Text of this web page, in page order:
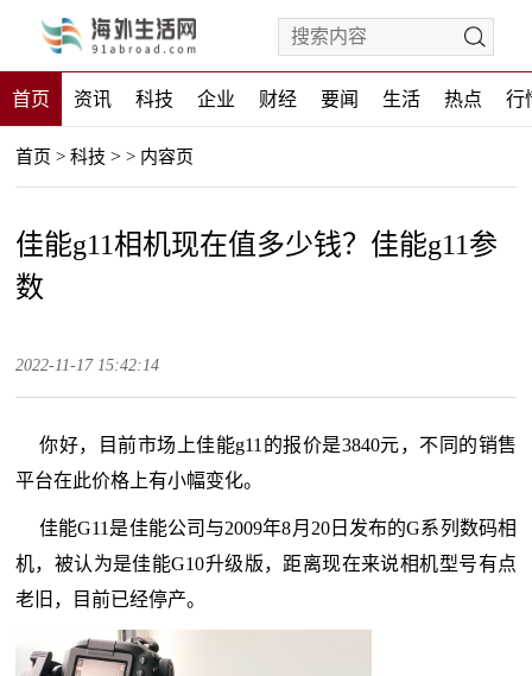
首页 资讯 科技 企业 财经 要闻 生活 热点 行
首页 > 科技 > > 内容页
佳能g11相机现在值多少钱？佳能g11参
数
2022-11-17 15:42:14
你好，目前市场上佳能g11的报价是3840元，不同的销售
平台在此价格上有小幅变化。
佳能G11是佳能公司与2009年8月20日发布的G系列数码相
机，被认为是佳能G10升级版，距离现在来说相机型号有点
老旧，目前已经停产。